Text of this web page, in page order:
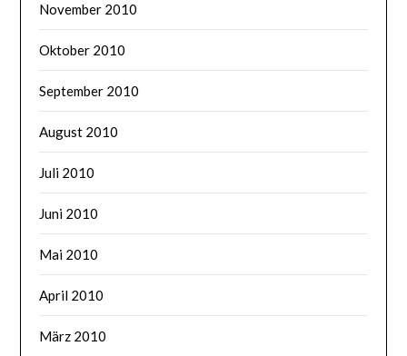
November 2010
Oktober 2010
September 2010
August 2010
Juli 2010
Juni 2010
Mai 2010
April 2010
März 2010